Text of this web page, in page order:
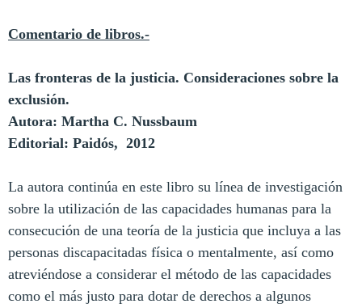
Comentario de libros.-
Las fronteras de la justicia. Consideraciones sobre la
exclusión.
Autora: Martha C. Nussbaum
Editorial: Paidós, 2012
La autora continúa en este libro su línea de investigación
sobre la utilización de las capacidades humanas para la
consecución de una teoría de la justicia que incluya a las
personas discapacitadas física o mentalmente, así como
atreviéndose a considerar el método de las capacidades
como el más justo para dotar de derechos a algunos